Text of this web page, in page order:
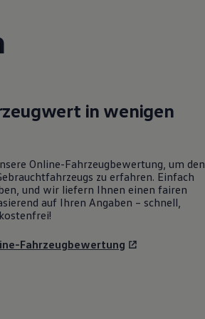
in wenigen
Online-Fahrzeugbewertung, um den
zu erfahren. Einfach
und wir liefern Ihnen einen fairen
auf Ihren Angaben – schnell,
Fahrzeugbewertung